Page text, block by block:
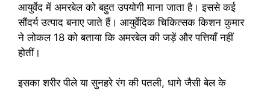
आयुर्वेद में अमरबेल को बहुत उपयोगी माना जाता है। इससे कई
सौंदर्य उत्पाद बनाए जाते हैं। आयुर्वेदिक चिकित्सक किशन कुमार
ने लोकल 18 को बताया कि अमरबेल की जड़ें और पत्तियाँ नहीं
होतीं।
इसका शरीर पीले या सुनहरे रंग की पतली, धागे जैसी बेल के